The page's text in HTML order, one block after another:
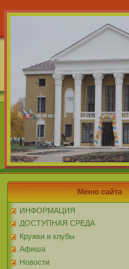
Меню сайта
ИНФОРМАЦИЯ
ДОСТУПНАЯ СРЕДА
Кружки и клубы
Афиша
Новости